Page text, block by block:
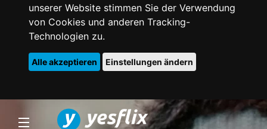
unserer Website stimmen Sie der Verwendung
von Cookies und anderen Tracking-
Technologien zu.
Alle akzeptieren Einstellungen ändern